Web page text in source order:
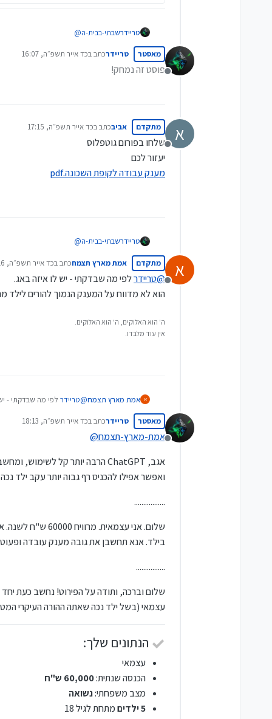
טריידר @שבתי-בבית-ה
באתר רשות המיסים ישסימולטור.
מנותק
מאסטר טריידרכתב בכד אייר תשפ״ה, 16:07
נערך לאחרונה על ידי
פוסט זה נמחק!
א
מנותק
מתקדם אביבכתב בכד אייר תשפ״ה, 17:15
נערך לאחרונה על ידי
שלחו בפורום גוטפלוס
יעזור לכם
מענק עבודה לקופת השכונה.pdf
טריידר @שבתי-בבית-ה
באתר רשות המיסים ישסימולטור. א
מנותק
מתקדם אמת מארץ תצמחכתב בכד אייר תשפ״ה, 17:16
נערך לאחרונה על
@טריידרלפי מה שבדקתי - יש לו איזה באג.
הוא לא מדווח על המענק הנמוך להורים לילד
ה' הוא האלוקים, ה' הוא האלוקים.
אין עוד מלבדו.
א אמת מארץ תצמח@טריידר לפי מה שבדקתי -
מנותק
מאסטר טריידרכתב בכד אייר תשפ״ה, 18:13
נערך לאחרונה על ידי
@אמת-מארץ-תצמח
אגב, ChatGPT הרבה יותר קל לשימוש, ומחשב גם מענק פעוט,
ואפשר אפילו להכניס רף גבוה יותר עקב ילד
.................
בילד. אנא תחשבן את גובה מענק עובדה ופעוטון לשנת
................
שלום וברכה, ותודה על הפירוט! נחשב כעת
עצמאי (בשל ילד נכה שאתה ההורה העיקרי
הנתונים שלך:
עצמאי
הכנסה שנתית:60,000 ש"ח
מצב משפחתי:נשואה
5 ילדים
מתחת לגיל 18